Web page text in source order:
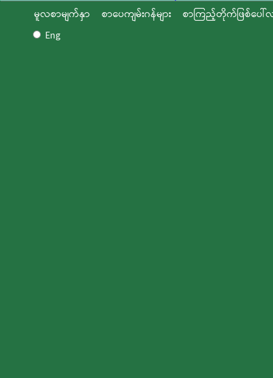
မူလစာမျက်နှာ စာပေကျမ်းဂန်များ
စာကြည့်တိုက်ဖြစ်ပေါ်
Eng